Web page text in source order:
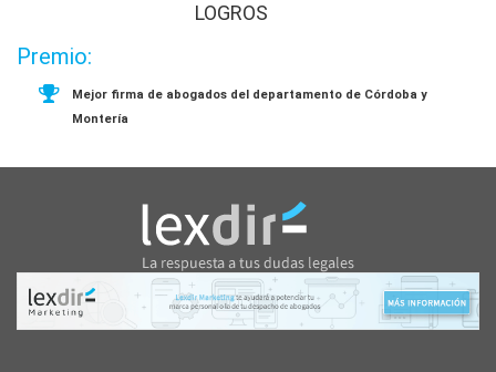
LOGROS
Premio:
Mejor firma de abogados del departamento de Córdoba y
Montería